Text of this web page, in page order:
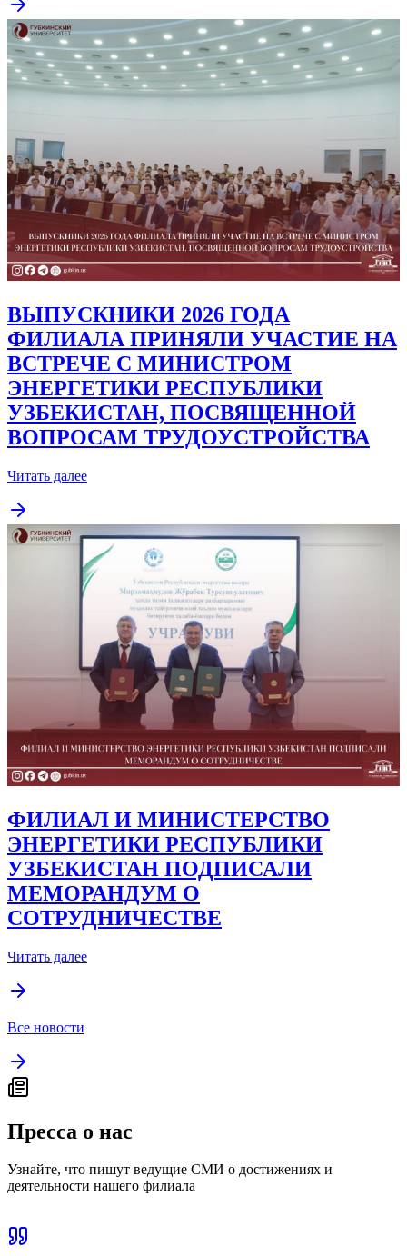
ВЫПУСКНИКИ 2026 ГОДА
ФИЛИАЛА ПРИНЯЛИ УЧАСТИЕ НА
ВСТРЕЧЕ С МИНИСТРОМ
ЭНЕРГЕТИКИ РЕСПУБЛИКИ
УЗБЕКИСТАН, ПОСВЯЩЕННОЙ
ВОПРОСАМ ТРУДОУСТРОЙСТВА
Читать далее
ФИЛИАЛ И МИНИСТЕРСТВО
ЭНЕРГЕТИКИ РЕСПУБЛИКИ
УЗБЕКИСТАН ПОДПИСАЛИ
МЕМОРАНДУМ О
СОТРУДНИЧЕСТВЕ
Читать далее
Все новости
Пресса о нас
Узнайте, что пишут ведущие СМИ о достижениях и
деятельности нашего филиала